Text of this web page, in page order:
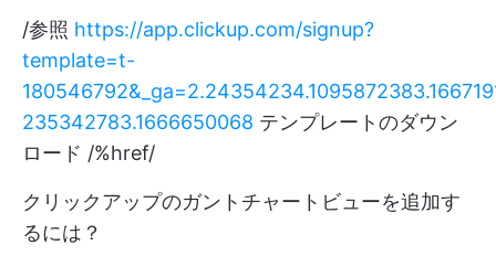
/参照 https://app.clickup.com/signup?
template=t-
235342783.1666650068 テンプレートのダウン
ロード /%href/
クリックアップのガントチャートビューを追加す
るには？